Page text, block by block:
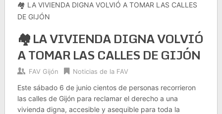
🏘️ LA VIVIENDA DIGNA VOLVIÓ A TOMAR LAS CALLES
DE GIJÓN
🏘️ LA VIVIENDA DIGNA VOLVIÓ
A TOMAR LAS CALLES DE GIJÓN
FAV Gijón Noticias de la FAV
Este sábado 6 de junio cientos de personas recorrieron
las calles de Gijón para reclamar el derecho a una
vivienda digna, accesible y asequible para toda la